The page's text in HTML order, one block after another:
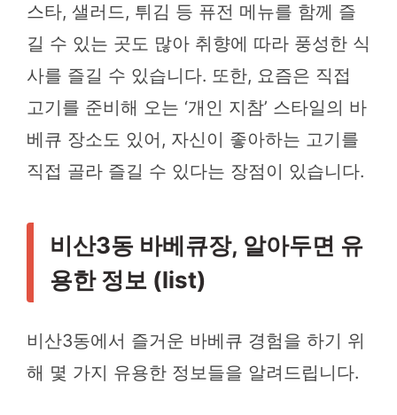
스타, 샐러드, 튀김 등 퓨전 메뉴를 함께 즐
길 수 있는 곳도 많아 취향에 따라 풍성한 식
사를 즐길 수 있습니다. 또한, 요즘은 직접
고기를 준비해 오는 ‘개인 지참’ 스타일의 바
베큐 장소도 있어, 자신이 좋아하는 고기를
직접 골라 즐길 수 있다는 장점이 있습니다.
비산3동 바베큐장, 알아두면 유
용한 정보 (list)
비산3동에서 즐거운 바베큐 경험을 하기 위
해 몇 가지 유용한 정보들을 알려드립니다.